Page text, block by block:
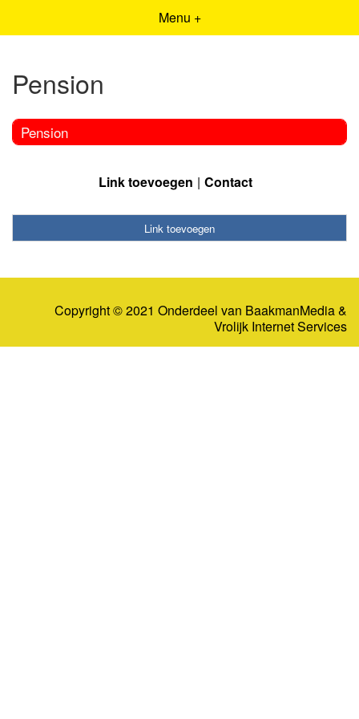
Menu +
Pension
Pension
Link toevoegen Contact
Link toevoegen
Copyright © 2021 Onderdeel van BaakmanMedia&
Vrolijk Internet Services